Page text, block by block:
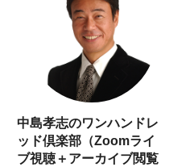
中島孝志のワンハンドレ
ッド倶楽部（Zoomライ
ブ視聴＋アーカイブ閲覧